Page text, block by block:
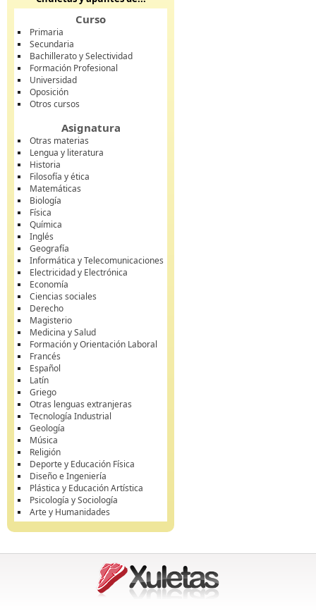
Curso
Primaria
Secundaria
Bachillerato y Selectividad
Formación Profesional
Universidad
Oposición
Otros cursos
Asignatura
Otras materias
Lengua y literatura
Historia
Filosofía y ética
Matemáticas
Biología
Física
Química
Inglés
Geografía
Informática y Telecomunicaciones
Electricidad y Electrónica
Economía
Ciencias sociales
Derecho
Magisterio
Medicina y Salud
Formación y Orientación Laboral
Francés
Español
Latín
Griego
Otras lenguas extranjeras
Tecnología Industrial
Geología
Música
Religión
Deporte y Educación Física
Diseño e Ingeniería
Plástica y Educación Artística
Psicología y Sociología
Arte y Humanidades